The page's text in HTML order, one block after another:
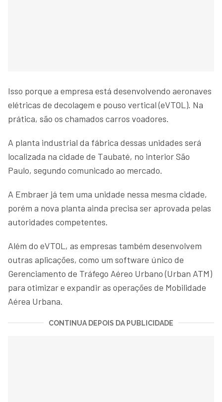
Isso porque a empresa está desenvolvendo aeronaves
elétricas de decolagem e pouso vertical (eVTOL). Na
prática, são os chamados carros voadores.
A planta industrial da fábrica dessas unidades será
localizada na cidade de Taubaté, no interior São
Paulo, segundo comunicado ao mercado.
A Embraer já tem uma unidade nessa mesma cidade,
porém a nova planta ainda precisa ser aprovada pelas
autoridades competentes.
Além do eVTOL, as empresas também desenvolvem
outras aplicações, como um software único de
Gerenciamento de Tráfego Aéreo Urbano (Urban ATM)
para otimizar e expandir as operações de Mobilidade
Aérea Urbana.
CONTINUA DEPOIS DA PUBLICIDADE